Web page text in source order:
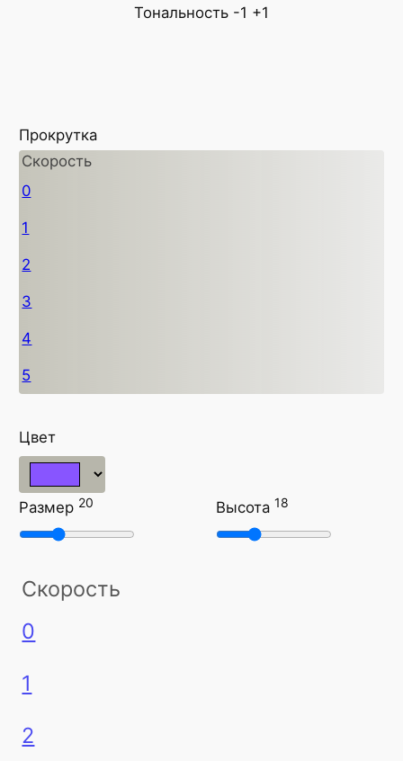
Тональность -1 +1
Прокрутка
Скорость
0
1
2
3
4
5
Цвет
Размер 20 Высота18
Скорость
0
1
2